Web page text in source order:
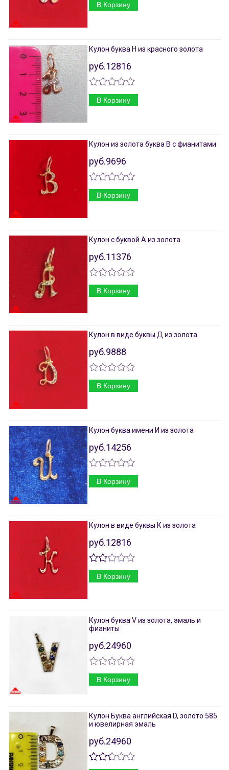
В Корзину
Кулон буква Н из красного золота
руб.12816
В Корзину
Кулон из золота буква В с фианитами
руб.9696
В Корзину
Кулон с буквой А из золота
руб.11376
В Корзину
Кулон в виде буквы Д из золота
руб.9888
В Корзину
Кулон буква имени И из золота
руб.14256
В Корзину
Кулон в виде буквы К из золота
руб.12816
В Корзину
Кулон буква V из золота, эмаль и
фианиты
руб.24960
В Корзину
Кулон Буква английская D, золото 585
и ювелирная эмаль
руб.24960